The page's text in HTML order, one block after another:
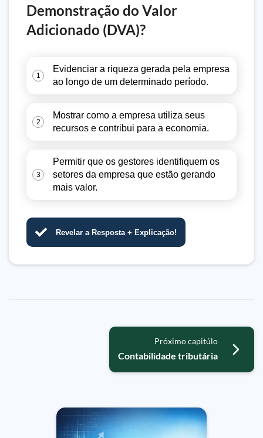
Demonstração do Valor
Adicionado (DVA)?
1
Evidenciar a riqueza gerada pela empresa
ao longo de um determinado período.
2
Mostrar como a empresa utiliza seus
recursos e contribui para a economia.
3
Permitir que os gestores identifiquem os
setores da empresa que estão gerando
mais valor.
Revelar a Resposta + Explicação!
Próximo capitúlo
Contabilidade tributária